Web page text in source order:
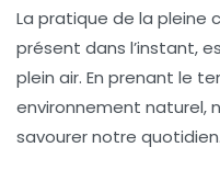
La pratique de la pleine
présent dans l’instant,
plein air. En prenant le
environnement naturel,
savourer notre quotidien.